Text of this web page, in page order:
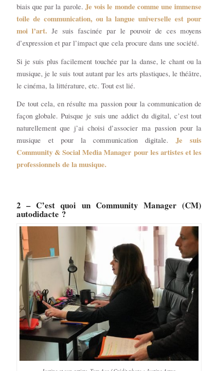
biais que par la parole. Je vois le monde comme une immense
toile de communication, ou la langue universelle est pour
moi l’art. Je suis fascinée par le pouvoir de ces moyens
d’expression et par l’impact que cela procure dans une société.
Si je suis plus facilement touchée par la danse, le chant ou la
musique, je le suis tout autant par les arts plastiques, le théâtre,
le cinéma, la littérature, etc. Tout est lié.
De tout cela, en résulte ma passion pour la communication de
façon globale. Puisque je suis une addict du digital, c’est tout
naturellement que j’ai choisi d’associer ma passion pour la
musique et pour la communication digitale.Je suis
Community & Social Media Manager pour les artistes et les
professionnels de la musique.
2 – C’est quoi un Community Manager (CM)
autodidacte ?